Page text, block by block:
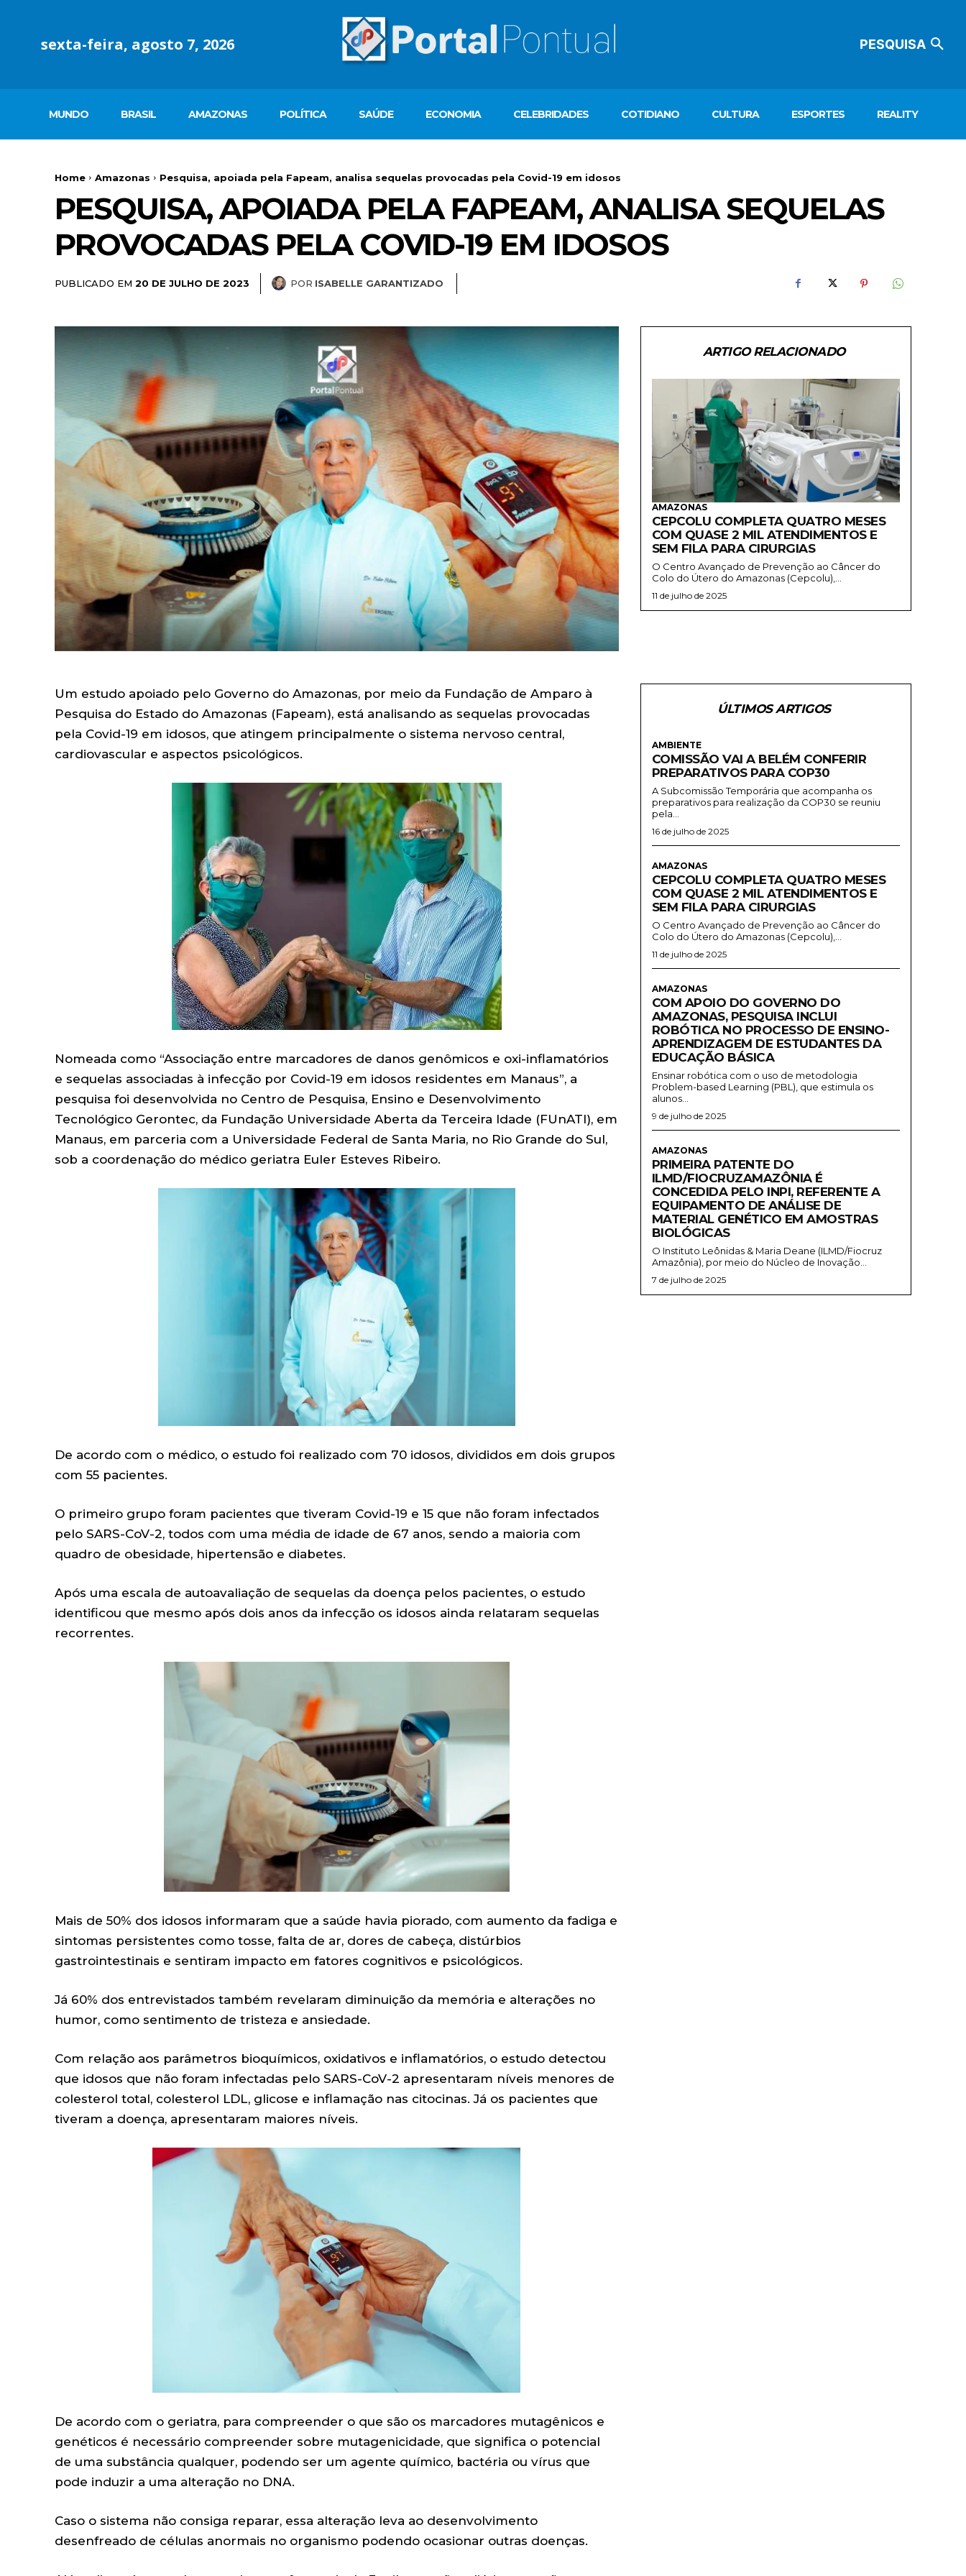
sexta-feira, agosto 7, 2026 PESQUISA
MUNDO BRASIL AMAZONAS POLÍTICA SAÚDE ECONOMIA CELEBRIDADES COTIDIANO CULTURA ESPORTES REALITY
Home Amazonas Pesquisa, apoiada pela Fapeam, analisa sequelas provocadas pela Covid-19 em idosos
PESQUISA, APOIADA PELA FAPEAM, ANALISA SEQUELAS
PROVOCADAS PELA COVID-19 EM IDOSOS
PUBLICADO EM 20 DE JULHO DE 2023 POR ISABELLE GARANTIZADO
ARTIGO RELACIONADO
AMAZONAS
CEPCOLU COMPLETA QUATRO MESES
COM QUASE 2 MIL ATENDIMENTOS E
SEM FILA PARA CIRURGIAS
O Centro Avançado de Prevenção ao Câncer do
Colo do Útero do Amazonas (Cepcolu),...
11 de julho de 2025
Um estudo apoiado pelo Governo do Amazonas, por meio da Fundação de Amparo à
Pesquisa do Estado do Amazonas (Fapeam), está analisando as sequelas provocadas
pela Covid-19 em idosos, que atingem principalmente o sistema nervoso central,
cardiovascular e aspectos psicológicos.
Nomeada como “Associação entre marcadores de danos genômicos e oxi-inflamatórios
e sequelas associadas à infecção por Covid-19 em idosos residentes em Manaus”, a
pesquisa foi desenvolvida no Centro de Pesquisa, Ensino e Desenvolvimento
Tecnológico Gerontec, da Fundação Universidade Aberta da Terceira Idade (FUnATI), em
Manaus, em parceria com a Universidade Federal de Santa Maria, no Rio Grande do Sul,
sob a coordenação do médico geriatra Euler Esteves Ribeiro.
De acordo com o médico, o estudo foi realizado com 70 idosos, divididos em dois grupos
com 55 pacientes.
O primeiro grupo foram pacientes que tiveram Covid-19 e 15 que não foram infectados
pelo SARS-CoV-2, todos com uma média de idade de 67 anos, sendo a maioria com
quadro de obesidade, hipertensão e diabetes.
Após uma escala de autoavaliação de sequelas da doença pelos pacientes, o estudo
identificou que mesmo após dois anos da infecção os idosos ainda relataram sequelas
recorrentes.
Mais de 50% dos idosos informaram que a saúde havia piorado, com aumento da fadiga e
sintomas persistentes como tosse, falta de ar, dores de cabeça, distúrbios
gastrointestinais e sentiram impacto em fatores cognitivos e psicológicos.
Já 60% dos entrevistados também revelaram diminuição da memória e alterações no
humor, como sentimento de tristeza e ansiedade.
Com relação aos parâmetros bioquímicos, oxidativos e inflamatórios, o estudo detectou
que idosos que não foram infectadas pelo SARS-CoV-2 apresentaram níveis menores de
colesterol total, colesterol LDL, glicose e inflamação nas citocinas. Já os pacientes que
tiveram a doença, apresentaram maiores níveis.
De acordo com o geriatra, para compreender o que são os marcadores mutagênicos e
genéticos é necessário compreender sobre mutagenicidade, que significa o potencial
de uma substância qualquer, podendo ser um agente químico, bactéria ou vírus que
pode induzir a uma alteração no DNA.
Caso o sistema não consiga reparar, essa alteração leva ao desenvolvimento
desenfreado de células anormais no organismo podendo ocasionar outras doenças.
ÚLTIMOS ARTIGOS
AMBIENTE
COMISSÃO VAI A BELÉM CONFERIR
PREPARATIVOS PARA COP30
A Subcomissão Temporária que acompanha os
preparativos para realização da COP30 se reuniu
pela...
16 de julho de 2025
AMAZONAS
CEPCOLU COMPLETA QUATRO MESES
COM QUASE 2 MIL ATENDIMENTOS E
SEM FILA PARA CIRURGIAS
O Centro Avançado de Prevenção ao Câncer do
Colo do Útero do Amazonas (Cepcolu),...
11 de julho de 2025
AMAZONAS
COM APOIO DO GOVERNO DO
AMAZONAS, PESQUISA INCLUI
ROBÓTICA NO PROCESSO DE ENSINO-
APRENDIZAGEM DE ESTUDANTES DA
EDUCAÇÃO BÁSICA
Ensinar robótica com o uso de metodologia
Problem-based Learning (PBL), que estimula os
alunos...
9 de julho de 2025
AMAZONAS
PRIMEIRA PATENTE DO
ILMD/FIOCRUZAMAZÔNIA É
CONCEDIDA PELO INPI, REFERENTE A
EQUIPAMENTO DE ANÁLISE DE
MATERIAL GENÉTICO EM AMOSTRAS
BIOLÓGICAS
O Instituto Leônidas & Maria Deane (ILMD/Fiocruz
Amazônia), por meio do Núcleo de Inovação...
7 de julho de 2025